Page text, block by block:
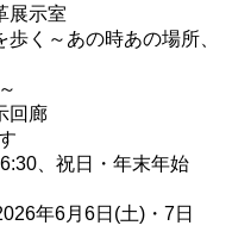
示室
く～あの時あの場所、
廊
、祝日・年末年始
年6月6日(土)・7日